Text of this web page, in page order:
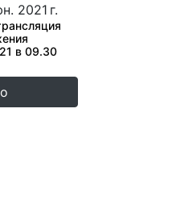
2021 г.
в 09.30